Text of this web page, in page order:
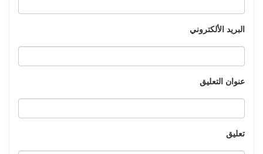
البريد الألكتروني
عنوان التعليق
تعليق